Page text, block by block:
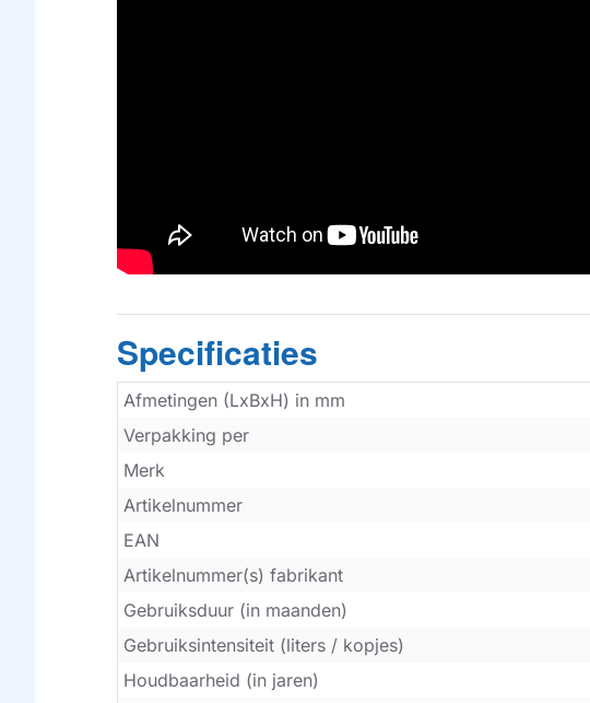
Specificaties
Afmetingen (LxBxH) in mm
Verpakking per
Merk
Artikelnummer
EAN
Artikelnummer(s) fabrikant
Gebruiksduur (in maanden)
Gebruiksintensiteit (liters / kopjes)
Houdbaarheid (in jaren)